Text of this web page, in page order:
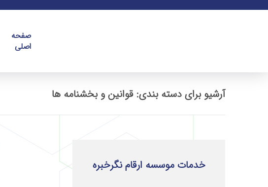
صفحه
اصلی
آرشیو برای دسته بندی: قوانین و بخشنامه ها
خدمات موسسه ارقام نگرخبره